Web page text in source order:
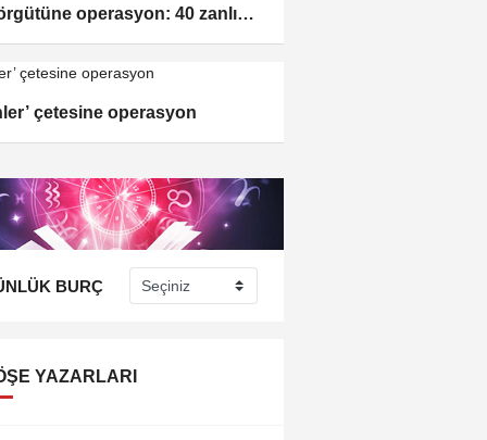
operasyon: 40 zanlı
çetesine operasyon
BURÇ
YAZARLARI